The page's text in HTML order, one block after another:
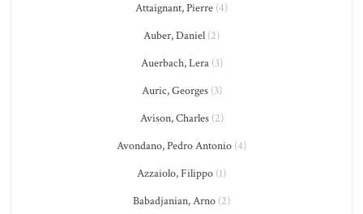
Attaignant, Pierre (4)
Auber, Daniel (2)
Auerbach, Lera(3)
Auric, Georges(3)
Avison, Charles(2)
Avondano, Pedro Antonio (4)
Azzaiolo, Filippo (1)
Babadjanian, Arno (2)